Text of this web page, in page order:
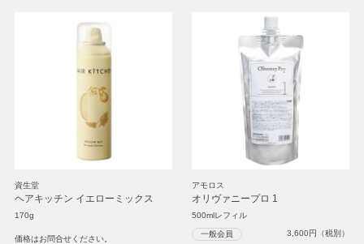
資生堂
ヘアキッチン イエローミックス
170g
価格はお問合せください。
アモロス
オリヴァニープロ 1
500mlレフィル
一般会員 3,600円（税別）